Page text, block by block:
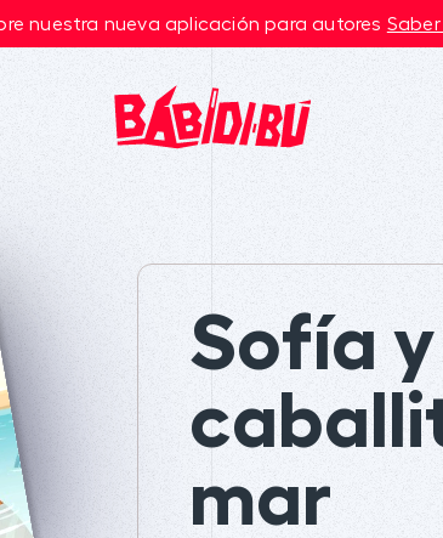
nuestra nueva aplicación para autores
Sofía
mar